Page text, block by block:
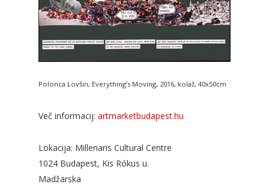
Polonca Lovšin, Everything’s Moving, 2016, kolaž, 40x50cm
Več informacij: artmarketbudapest.hu
Lokacija: Millenaris Cultural Centre
1024 Budapest, Kis Rókus u.
Madžarska